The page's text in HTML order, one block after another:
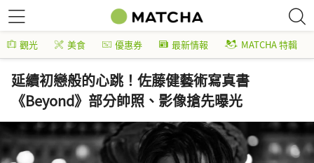
觀光 美食 優惠券 最新情報 MATCHA 特輯
延續初戀般的心跳！佐藤健藝術寫真書
《Beyond》部分帥照、影像搶先曝光